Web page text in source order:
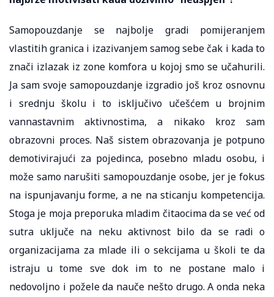
Samopouzdanje se najbolje gradi pomijeranjem
vlastitih granica i izazivanjem samog sebe čak i kada to
znači izlazak iz zone komfora u kojoj smo se učahurili.
Ja sam svoje samopouzdanje izgradio još kroz osnovnu
i srednju školu i to isključivo učešćem u brojnim
vannastavnim aktivnostima, a nikako kroz sam
obrazovni proces. Naš sistem obrazovanja je potpuno
demotivirajući za pojedinca, posebno mladu osobu, i
može samo narušiti samopouzdanje osobe, jer je fokus
na ispunjavanju forme, a ne na sticanju kompetencija.
Stoga je moja preporuka mladim čitaocima da se već od
sutra uključe na neku aktivnost bilo da se radi o
organizacijama za mlade ili o sekcijama u školi te da
istraju u tome sve dok im to ne postane malo i
nedovoljno i požele da nauče nešto drugo. A onda neka